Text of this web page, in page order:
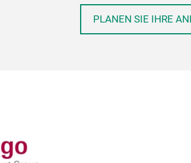
PLANEN SIE IHRE